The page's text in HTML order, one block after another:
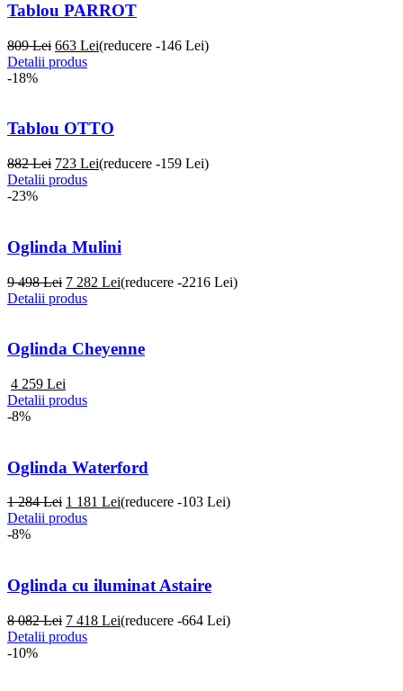
Tablou PARROT
809 Lei 663 Lei(reducere -146 Lei)
Detalii produs
-18%
Tablou OTTO
882 Lei 723 Lei(reducere -159 Lei)
Detalii produs
-23%
Oglinda Mulini
9 498 Lei 7 282 Lei(reducere -2216 Lei)
Detalii produs
Oglinda Cheyenne
4 259 Lei
Detalii produs
-8%
Oglinda Waterford
1 284 Lei 1 181 Lei(reducere -103 Lei)
Detalii produs
-8%
Oglinda cu iluminat Astaire
8 082 Lei 7 418 Lei(reducere -664 Lei)
Detalii produs
-10%